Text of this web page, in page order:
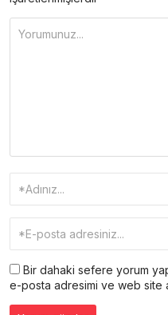
Bir dahaki sefere yorum
e-posta adresimi ve web site